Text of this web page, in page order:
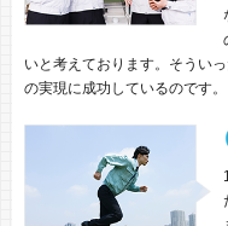
いと考えております。そうい
の実現に成功しているのです。